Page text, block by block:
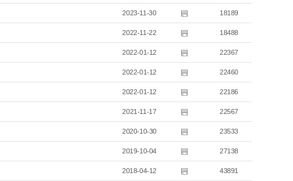
2023-11-30 18189
2022-11-22 18488
2022-01-12 22367
2022-01-12 22460
2022-01-12 22186
2021-11-17 22567
2020-10-30 23533
2019-10-04 27138
2018-04-12 43891